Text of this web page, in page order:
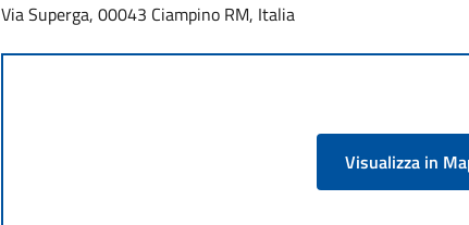
Via Superga, 00043 Ciampino RM, Italia
Visualizza in